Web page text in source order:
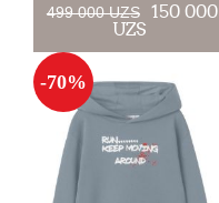
499 000 UZS
150 000
UZS
-70%